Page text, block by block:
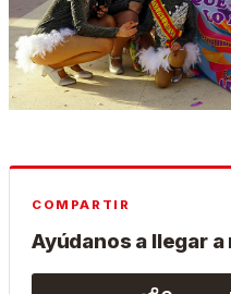
COMPARTIR
Ayúdanos a llegar